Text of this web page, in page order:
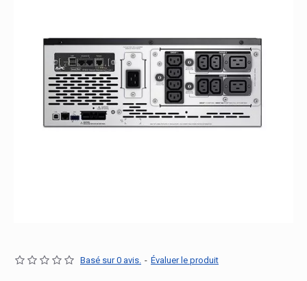
Basé sur 0 avis. - Évaluer le produit